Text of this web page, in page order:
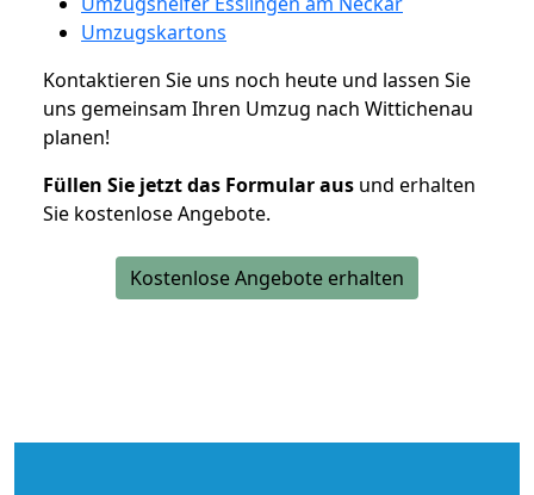
Umzugskartons
Kontaktieren Sie uns noch heute und lassen Sie
uns gemeinsam Ihren Umzug nach Wittichenau
planen!
Füllen Sie jetzt das Formular aus und erhalten
Sie kostenlose Angebote.
Kostenlose Angebote erhalten